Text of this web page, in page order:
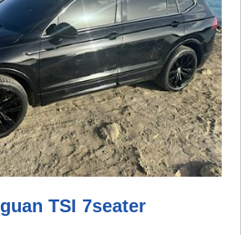
TSI 7seater